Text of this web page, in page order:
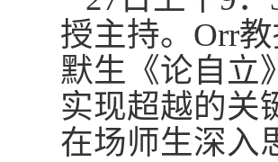
授主持。 Orr
默生《论自立
实现超越的关
在场师生深入